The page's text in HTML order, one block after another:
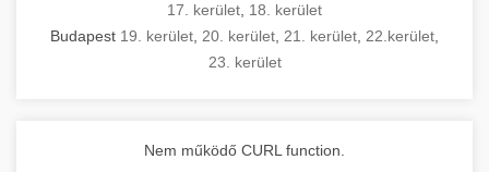
17. kerület 18. kerület
Budapest 19. kerület 20. kerület 21. kerület 22.kerület
23. kerület
Nem működő CURL function.